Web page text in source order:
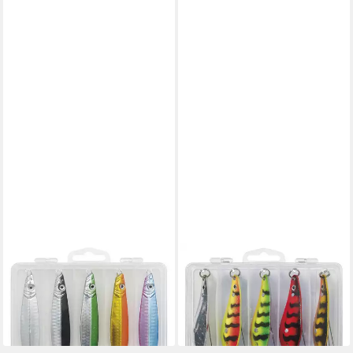
KINETIC
Kunstköder Norske Silden
25G Mix 5Pcs
ab 9,99 €
lieferbar - in 3-4 Werktagen bei dir
KINETIC
Kunstköder Kinetic Weady
25G 5Pcs
11,99 €
lieferbar - in 3-4 Werktagen bei dir